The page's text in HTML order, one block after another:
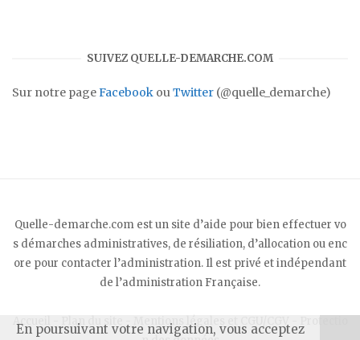
SUIVEZ QUELLE-DEMARCHE.COM
Sur notre pageFacebook ouTwitter (@quelle_demarche)
Quelle-demarche.com est un site d’aide pour bien effectuer vo
s démarches administratives, de résiliation, d’allocation ou enc
ore pour contacter l’administration. Il est privé et indépendant
de l’administration Française.
Accueil Plan du site Mentions légales et CGU/CGV
En poursuivant votre navigation, vous acceptez